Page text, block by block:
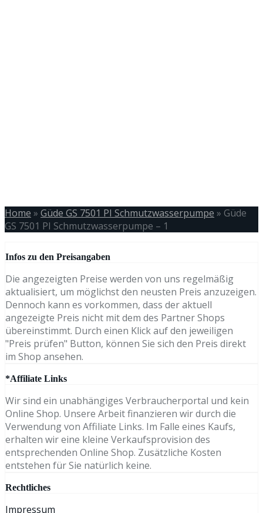
Home » Güde GS 7501 PI Schmutzwasserpumpe » Güde
GS 7501 PI Schmutzwasserpumpe – 1
Infos zu den Preisangaben
Die angezeigten Preise werden von uns regelmäßig
aktualisiert, um möglichst den neusten Preis anzuzeigen.
Dennoch kann es vorkommen, dass der aktuell
angezeigte Preis nicht mit dem des Partner Shops
übereinstimmt. Durch einen Klick auf den jeweiligen
"Preis prüfen" Button, können Sie sich den Preis direkt
im Shop ansehen.
*Affiliate Links
Wir sind ein unabhängiges Verbraucherportal und kein
Online Shop. Unsere Arbeit finanzieren wir durch die
Verwendung von Affiliate Links. Im Falle eines Kaufs,
erhalten wir eine kleine Verkaufsprovision des
entsprechenden Online Shop. Zusätzliche Kosten
entstehen für Sie natürlich keine.
Rechtliches
Impressum